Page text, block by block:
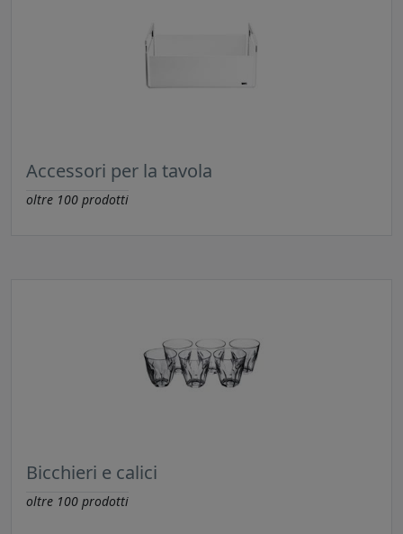
Accessori per la tavola
oltre 100 prodotti
Bicchieri e calici
oltre 100 prodotti